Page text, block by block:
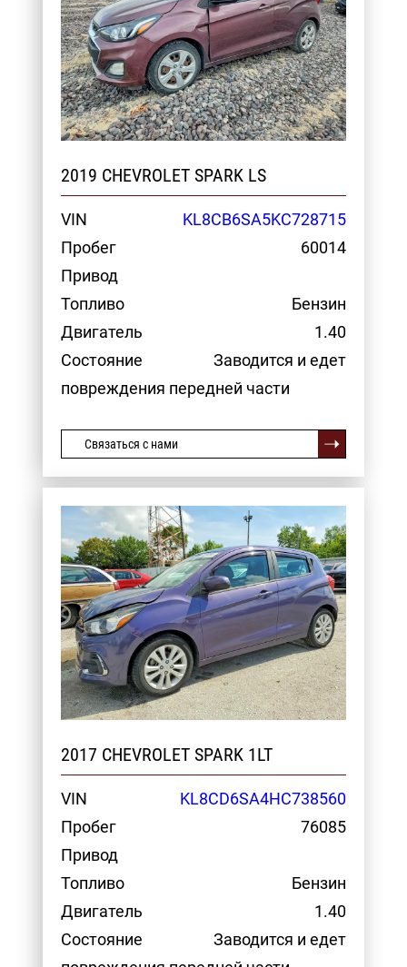
2019 CHEVROLET SPARK LS
VIN
KL8CB6SA5KC728715
Пробег
60014
Привод
Топливо
Бензин
Двигатель
1.40
Состояние
Заводится и едет
повреждения передней части
Связаться с нами
2017 CHEVROLET SPARK 1LT
VIN
KL8CD6SA4HC738560
Пробег
76085
Привод
Топливо
Бензин
Двигатель
1.40
Состояние
Заводится и едет